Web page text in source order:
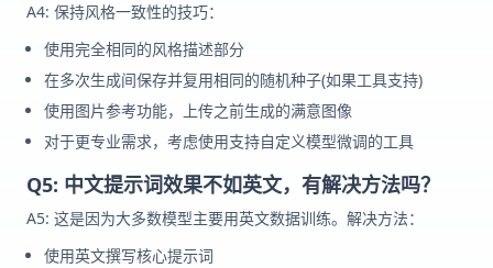
A4: 保持风格一致性的技巧：
使用完全相同的风格描述部分
在多次生成间保存并复用相同的随机种子(如果工具支持)
使用图片参考功能，上传之前生成的满意图像
对于更专业需求，考虑使用支持自定义模型微调的工具
Q5: 中文提示词效果不如英文，有解决方法吗？
A5: 这是因为大多数模型主要用英文数据训练。解决方法：
使用英文撰写核心提示词